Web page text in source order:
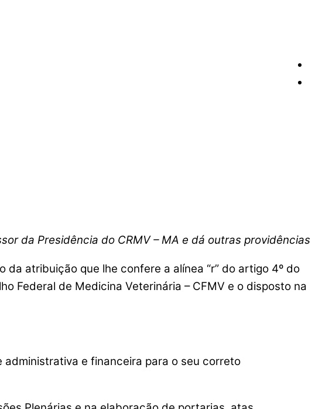
da Presidência do CRMV – MA e dá outras providências
da atribuição que lhe confere a alínea “r” do artigo 4º do
Federal de Medicina Veterinária – CFMV e o disposto na
e financeira para o seu correto